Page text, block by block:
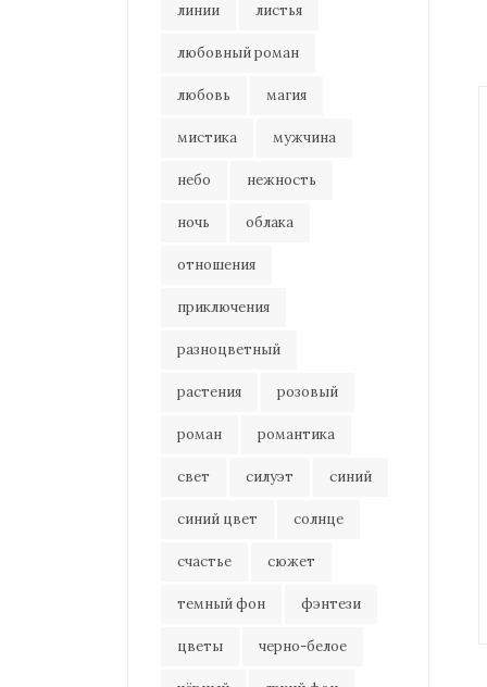
линии листья
любовный роман
любовь магия
мистика мужчина
небо нежность
ночь облака
отношения
приключения
разноцветный
растения розовый
роман романтика
свет силуэт синий
синий цвет солнце
счастье сюжет
темный фон фэнтези
цветы черно-белое